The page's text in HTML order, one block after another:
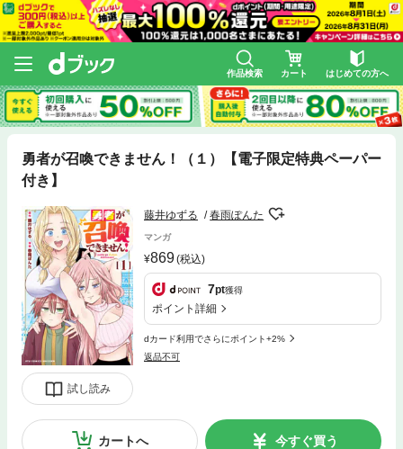
作品検索 カート はじめての方へ
勇者が召喚できません！（１）【電子限定特典ペーパー
付き】
試し読み
藤井ゆずる 春雨ぽんた
マンガ
869(税込)
7pt獲得
ポイント詳細
dカード利用でさらにポイント+2%
返品不可
カートへ 今すぐ買う